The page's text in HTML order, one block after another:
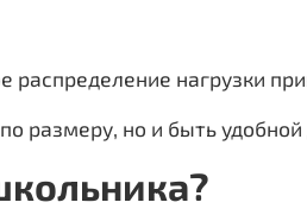
нагрузки
размеру, но и быть